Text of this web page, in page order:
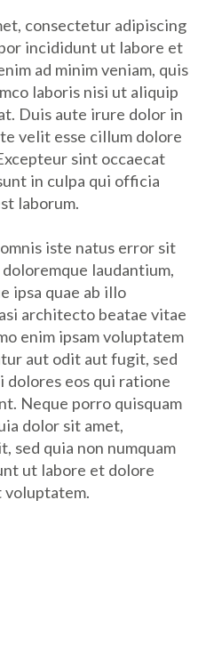
consectetur adipiscing
incididunt ut labore et
ad minim veniam, quis
laboris nisi ut aliquip
Duis aute irure dolor in
velit esse cillum dolore
sint occaecat
in culpa qui officia
laborum.
iste natus error sit
laudantium,
ipsa quae ab illo
architecto beatae vitae
enim ipsam voluptatem
aut odit aut fugit, sed
dolores eos qui ratione
Neque porro quisquam
dolor sit amet,
sed quia non numquam
ut labore et dolore
voluptatem.